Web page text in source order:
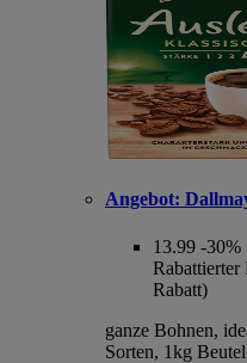
Angebot:
13.99 -30%
Rabattierter
Rabatt)
ganze Bohnen,
Sorten, 1kg Beutel